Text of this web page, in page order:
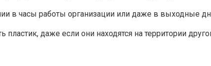
в часы работы организации или даже в выходные
пластик, даже если они находятся на территории